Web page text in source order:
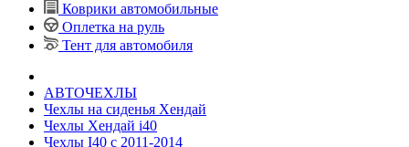
Коврики автомобильные
Оплетка на руль
Тент для автомобиля
АВТОЧЕХЛЫ
Чехлы на сиденья Хендай
Чехлы Хендай i40
Чехлы I40 c 2011-2014